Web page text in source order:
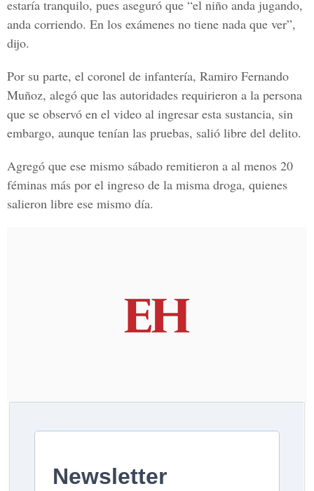
estaría tranquilo, pues aseguró que “el niño anda jugando,
anda corriendo. En los exámenes no tiene nada que ver”,
dijo.
Por su parte, el coronel de infantería, Ramiro Fernando
Muñoz, alegó que las autoridades requirieron a la persona
que se observó en el video al ingresar esta sustancia, sin
embargo, aunque tenían las pruebas, salió libre del delito.
Agregó que ese mismo sábado remitieron a al menos 20
féminas más por el ingreso de la misma droga, quienes
salieron libre ese mismo día.